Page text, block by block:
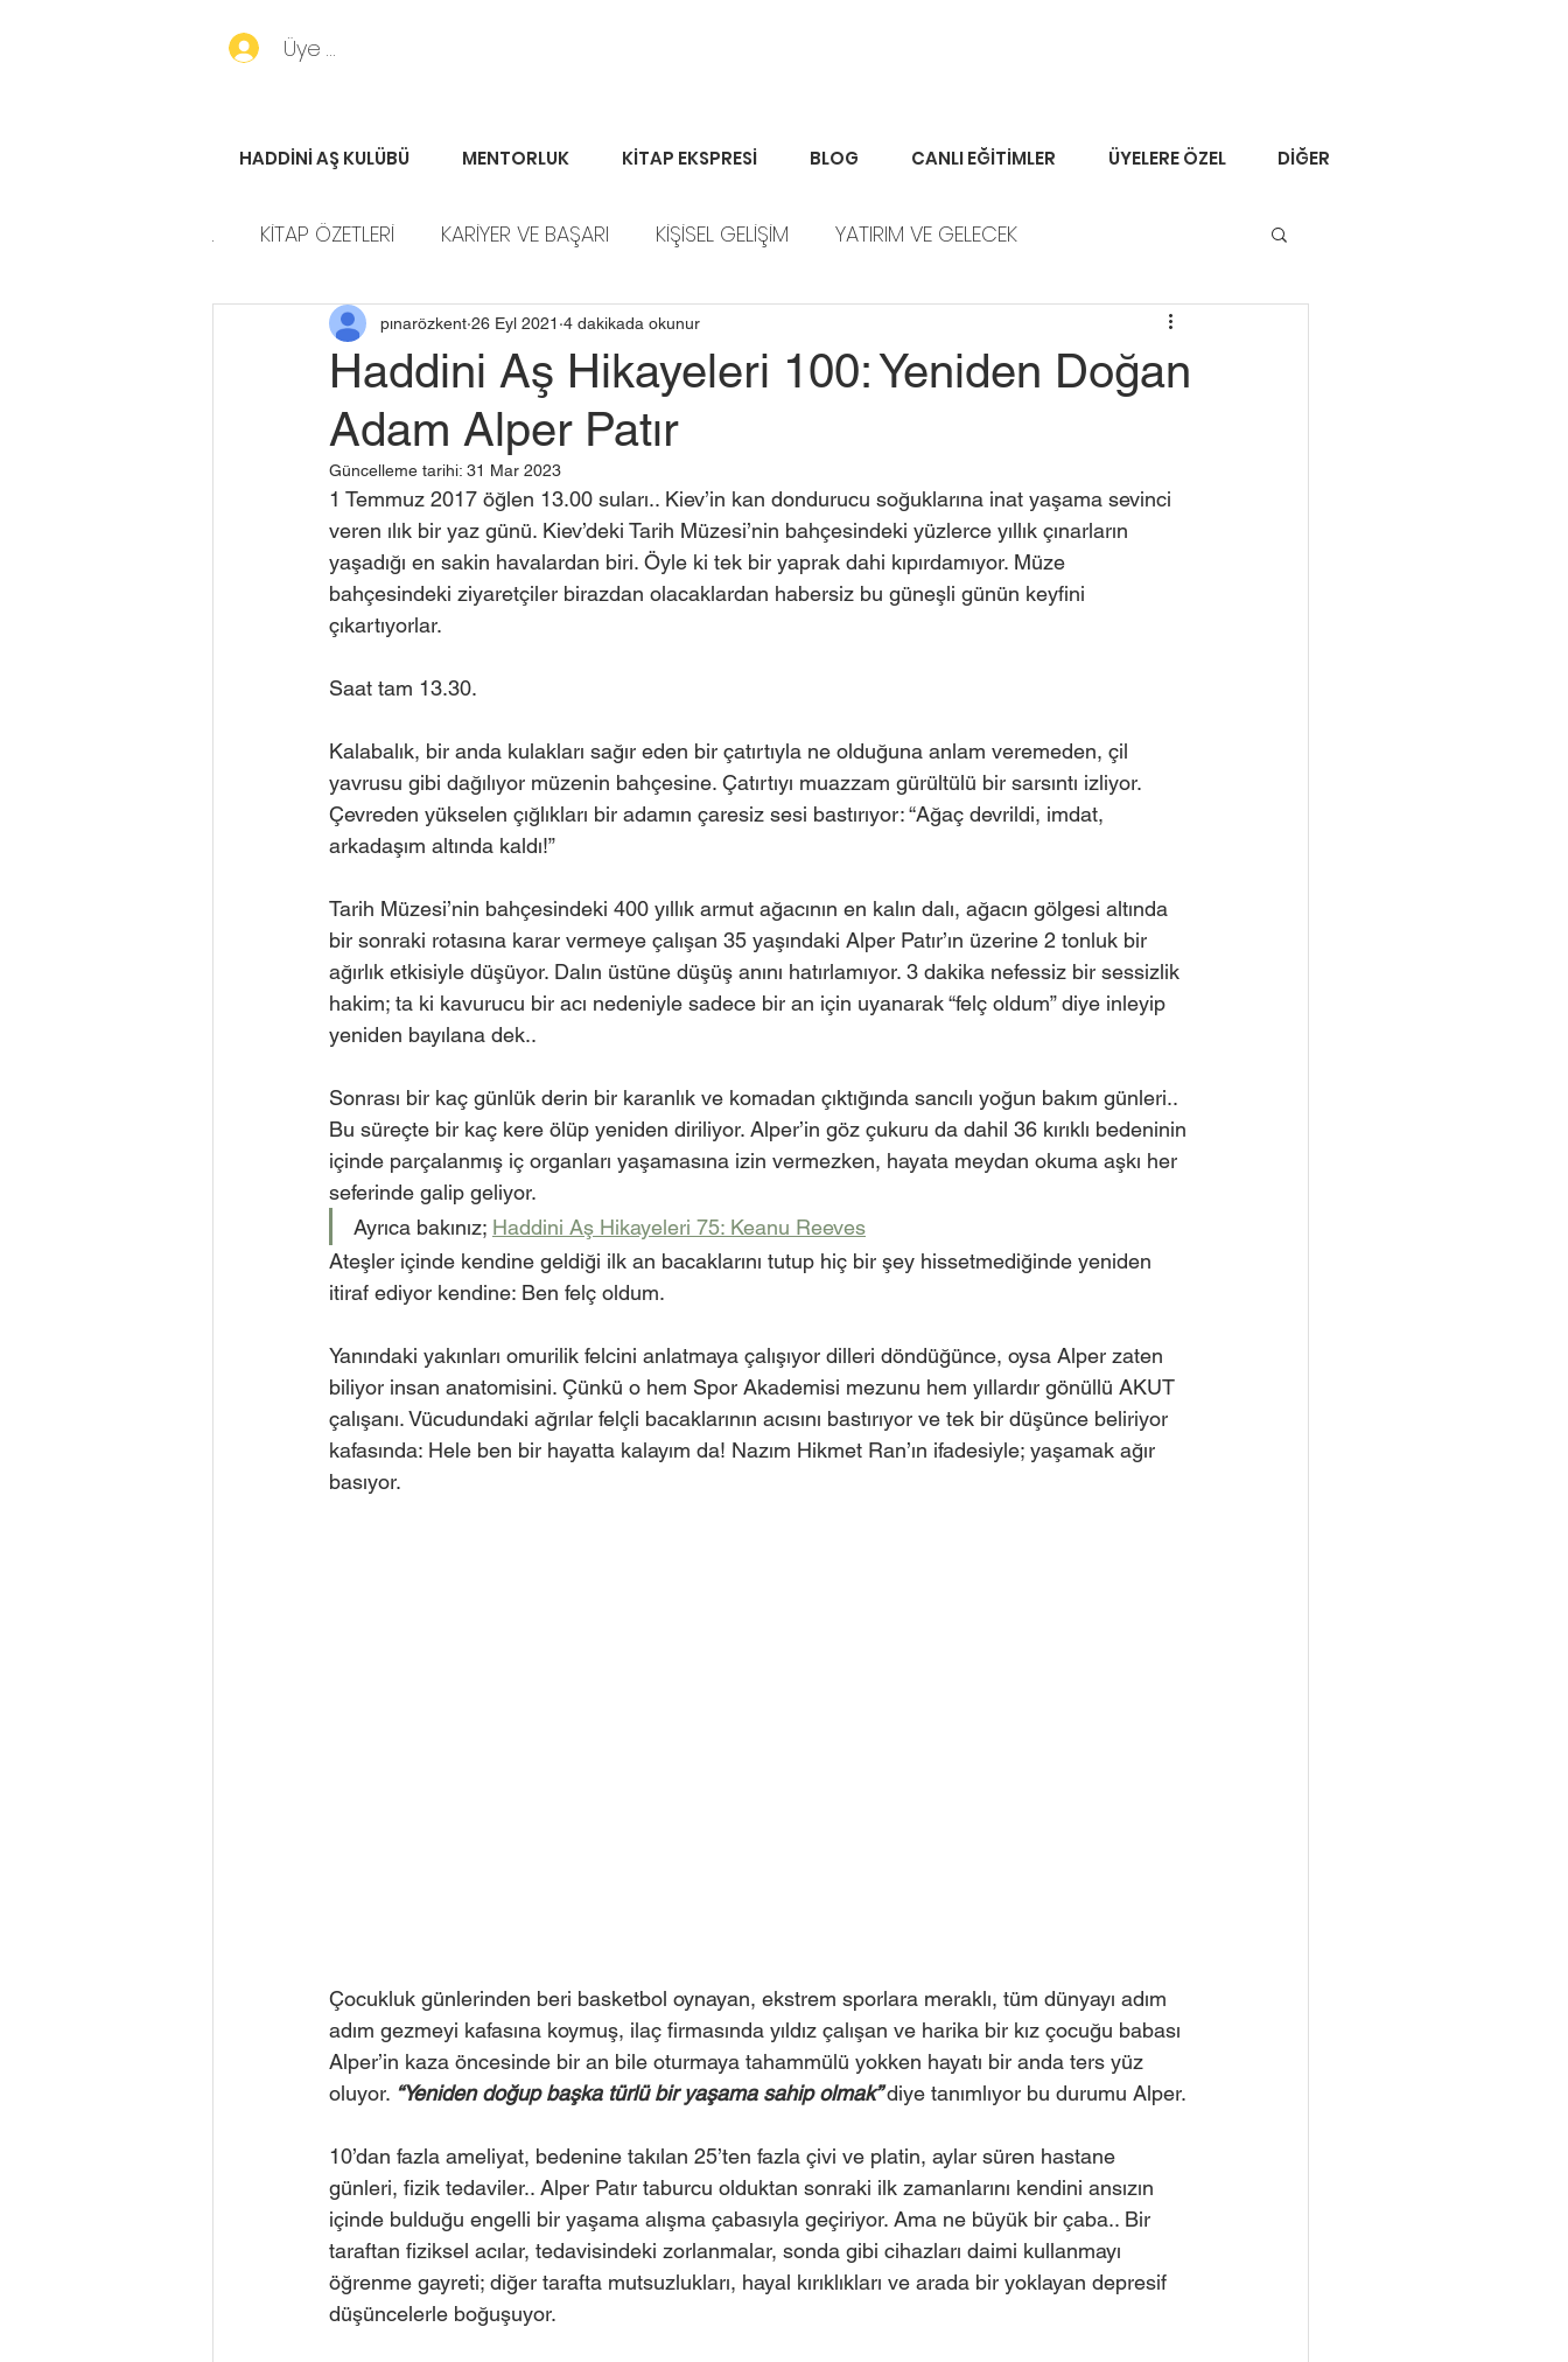
Üye Girişi
HADDİNİ AŞ KULÜBÜ MENTORLUK KİTAP EKSPRESİ BLOG CANLI EĞİTİMLER ÜYELERE ÖZEL DİĞER
. KİTAP ÖZETLERİ KARİYER VE BAŞARI KİŞİSEL GELİŞİM YATIRIM VE GELECEK
HADDİNİ AŞ HİKAYELERİ PORTFÖY HABERLERİ
Haddini Aş Hikayeleri 100: Yeniden Doğan
Adam Alper Patır
pınarözkent 26 Eyl 2021 4 dakikada okunur
Güncelleme tarihi: 31 Mar 2023
1 Temmuz 2017 öğlen 13.00 suları.. Kiev’in kan dondurucu soğuklarına inat yaşama sevinci
veren ılık bir yaz günü. Kiev’deki Tarih Müzesi’nin bahçesindeki yüzlerce yıllık çınarların
yaşadığı en sakin havalardan biri. Öyle ki tek bir yaprak dahi kıpırdamıyor. Müze
bahçesindeki ziyaretçiler birazdan olacaklardan habersiz bu güneşli günün keyfini
çıkartıyorlar.
Saat tam 13.30.
Kalabalık, bir anda kulakları sağır eden bir çatırtıyla ne olduğuna anlam veremeden, çil
yavrusu gibi dağılıyor müzenin bahçesine. Çatırtıyı muazzam gürültülü bir sarsıntı izliyor.
Çevreden yükselen çığlıkları bir adamın çaresiz sesi bastırıyor: “Ağaç devrildi, imdat,
arkadaşım altında kaldı!”
Tarih Müzesi’nin bahçesindeki 400 yıllık armut ağacının en kalın dalı, ağacın gölgesi altında
bir sonraki rotasına karar vermeye çalışan 35 yaşındaki Alper Patır’ın üzerine 2 tonluk bir
ağırlık etkisiyle düşüyor. Dalın üstüne düşüş anını hatırlamıyor. 3 dakika nefessiz bir sessizlik
hakim; ta ki kavurucu bir acı nedeniyle sadece bir an için uyanarak “felç oldum” diye inleyip
yeniden bayılana dek..
Sonrası bir kaç günlük derin bir karanlık ve komadan çıktığında sancılı yoğun bakım günleri..
Bu süreçte bir kaç kere ölüp yeniden diriliyor. Alper’in göz çukuru da dahil 36 kırıklı bedeninin
içinde parçalanmış iç organları yaşamasına izin vermezken, hayata meydan okuma aşkı her
seferinde galip geliyor.
Ayrıca bakınız; Haddini Aş Hikayeleri 75: Keanu Reeves
Ateşler içinde kendine geldiği ilk an bacaklarını tutup hiç bir şey hissetmediğinde yeniden
itiraf ediyor kendine: Ben felç oldum.
Yanındaki yakınları omurilik felcini anlatmaya çalışıyor dilleri döndüğünce, oysa Alper zaten
biliyor insan anatomisini. Çünkü o hem Spor Akademisi mezunu hem yıllardır gönüllü AKUT
çalışanı. Vücudundaki ağrılar felçli bacaklarının acısını bastırıyor ve tek bir düşünce beliriyor
kafasında: Hele ben bir hayatta kalayım da! Nazım Hikmet Ran’ın ifadesiyle; yaşamak ağır
basıyor.
Çocukluk günlerinden beri basketbol oynayan, ekstrem sporlara meraklı, tüm dünyayı adım
adım gezmeyi kafasına koymuş, ilaç firmasında yıldız çalışan ve harika bir kız çocuğu babası
Alper’in kaza öncesinde bir an bile oturmaya tahammülü yokken hayatı bir anda ters yüz
oluyor. “Yeniden doğup başka türlü bir yaşama sahip olmak” diye tanımlıyor bu durumu Alper.
10’dan fazla ameliyat, bedenine takılan 25’ten fazla çivi ve platin, aylar süren hastane
günleri, fizik tedaviler.. Alper Patır taburcu olduktan sonraki ilk zamanlarını kendini ansızın
içinde bulduğu engelli bir yaşama alışma çabasıyla geçiriyor. Ama ne büyük bir çaba.. Bir
taraftan fiziksel acılar, tedavisindeki zorlanmalar, sonda gibi cihazları daimi kullanmayı
öğrenme gayreti; diğer tarafta mutsuzlukları, hayal kırıklıkları ve arada bir yoklayan depresif
düşüncelerle boğuşuyor.